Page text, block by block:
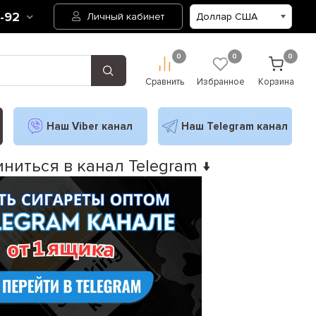
92 Личный кабинет
0
Сравнить
0
Избранное
0
Корзина
Наш Viber канал Наш Telegram канал
в канал Telegram ↓